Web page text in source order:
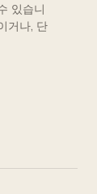
있습니
거나, 단